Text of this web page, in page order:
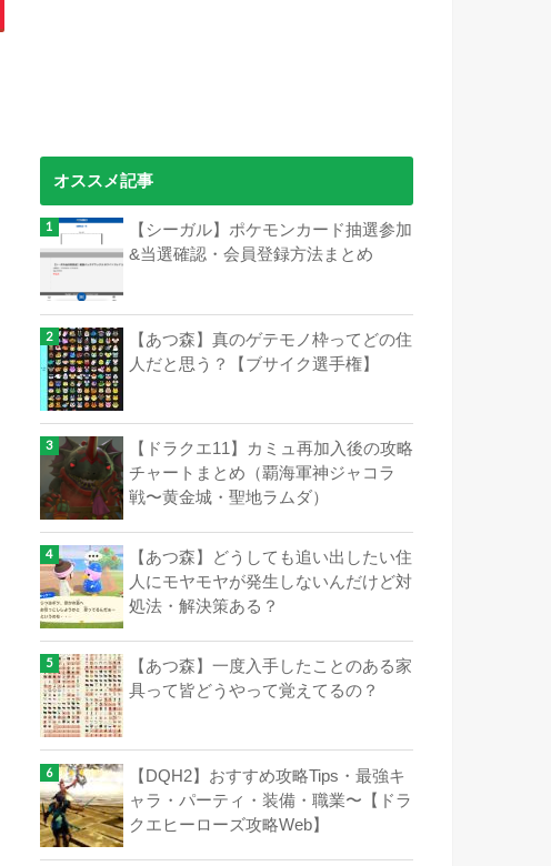
オススメ記事
【シーガル】ポケモンカード抽選参加
&当選確認・会員登録方法まとめ
【あつ森】真のゲテモノ枠ってどの住
人だと思う？【ブサイク選手権】
【ドラクエ11】カミュ再加入後の攻略
チャートまとめ（覇海軍神ジャコラ
戦〜黄金城・聖地ラムダ）
【あつ森】どうしても追い出したい住
人にモヤモヤが発生しないんだけど対
処法・解決策ある？
【あつ森】一度入手したことのある家
具って皆どうやって覚えてるの？
【DQH2】おすすめ攻略Tips・最強キ
ャラ・パーティ・装備・職業〜【ドラ
クエヒーローズ攻略Web】